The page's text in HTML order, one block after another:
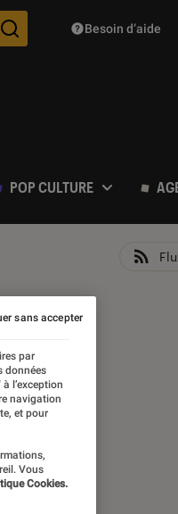
Des suggestions de
Besoin d’aide
POP CULTURE
par
données
l’exception
navigation
et pour
Vous
Cookies.
sans accepter